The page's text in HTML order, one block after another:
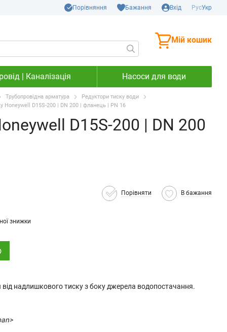
Порівняння Бажання Вхід РусУкр
Мій кошик
| Каналізація Насоси для води
Трубопровідна арматура
Редуктори тиску води
Honeywell D15S-200 | DN 200 | фланець | PN 16
D15S-200 | DN 200
Порівняти В бажання
знижки
надлишкового тиску з боку джерела водопостачання.